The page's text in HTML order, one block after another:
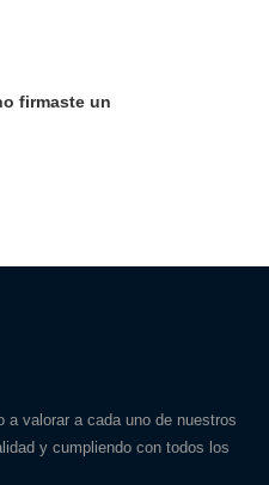
firmaste un
a valorar a cada uno de nuestros
y cumpliendo con todos los